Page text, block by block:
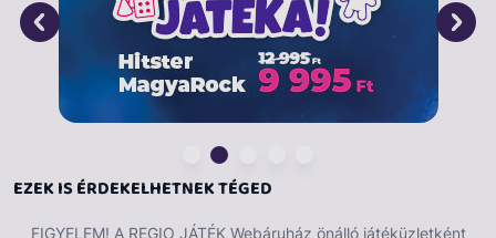
EZEK IS ÉRDEKELHETNEK TÉGED
FIGYELEM! A REGIO JÁTÉK Webáruház önálló játéküzletként